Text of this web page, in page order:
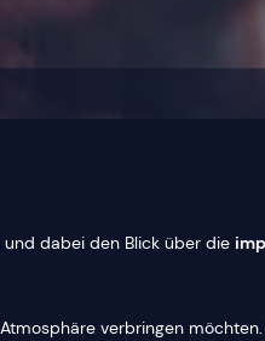
dabei den Blick über die
verbringen